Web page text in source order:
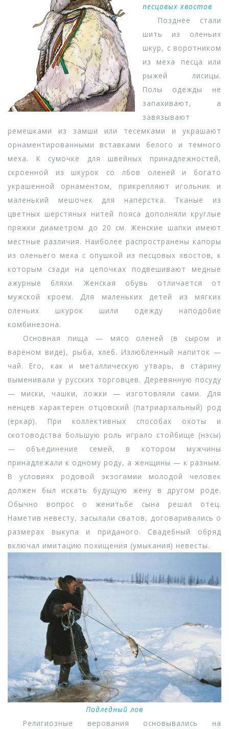
песцовых хвостов
Позднее стали
шить из оленьих
шкур, с воротником
из меха песца или
рыжей лисицы.
Полы одежды не
запахивают, а
завязывают
ремешками из замши или тесемками и украшают
орнаментированными вставками белого и темного
меха. К сумочке для швейных принадлежностей,
скроенной из шкурок со лбов оленей и богато
украшенной орнаментом, прикрепляют игольник и
маленький мешочек для наперстка. Тканые из
цветных шерстяных нитей пояса дополняли круглые
пряжки диаметром до 20 см. Женские шапки имеют
местные различия. Наиболее распространены капоры
из оленьего меха с опушкой из песцовых хвостов, к
которым сзади на цепочках подвешивают медные
ажурные бляхи. Женская обувь отличается от
мужской кроем. Для маленьких детей из мягких
оленьих шкурок шили одежду наподобие
комбинезона.
Основная пища — мясо оленей (в сыром и
вареном виде), рыба, хлеб. Излюбленный напиток —
чай. Его, как и металлическую утварь, в старину
выменивали у русских торговцев. Деревянную посуду
— миски, чашки, ложки — изготовляли сами. Для
ненцев характерен отцовский (патриархальный) род
(еркар). При коллективных способах охоты и
скотоводства большую роль играло стойбище (нэсы)
— объединение семей, в котором мужчины
принадлежали к одному роду, а женщины — к разным.
В условиях родовой экзогамии молодой человек
должен был искать будущую жену в другом роде.
Обычно вопрос о женитьбе сына решал отец.
Наметив невесту, засылали сватов, договаривались о
размерах выкупа и приданого. Свадебный обряд
включал имитацию похищения (умыкания) невесты.
Подледный лов
Религиозные верования основывались на